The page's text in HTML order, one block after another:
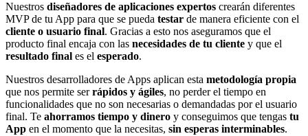
Nuestros diseñadores de aplicaciones expertos crearán diferentes
MVP de tu App para que se pueda testar de manera eficiente con el
cliente o usuario final. Gracias a esto nos aseguramos que el
producto final encaja con las necesidades de tu cliente y que el
resultado final es el esperado.
Nuestros desarrolladores de Apps aplican esta metodología propia
que nos permite serrápidos y ágiles, no perder el tiempo en
funcionalidades que no son necesarias o demandadas por el usuario
final. Te ahorramos tiempo y dinero y conseguimos que tengas tu
App en el momento que la necesitas, sin esperas interminables.